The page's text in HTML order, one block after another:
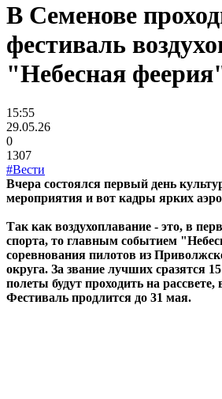
В Семенове
фестиваль
"Небесная
15:55
29.05.26
0
1307
#Вести
Вчера состоялся первый день
мероприятия и вот кадры ярких
Так как воздухоплавание - это, в
спорта, то главным событием
соревнования пилотов из
округа. За звание лучших сразятся
полеты будут проходить на
Фестиваль продлится до 31 мая.